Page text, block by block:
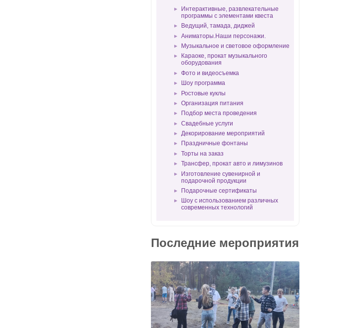
Интерактивные, развлекательные
программы с элементами квеста
Ведущий, тамада, диджей
Аниматоры.Наши персонажи.
Музыкальное и световое оформление
Караоке, прокат музыкального
оборудования
Фото и видеосъемка
Шоу программа
Ростовые куклы
Организация питания
Подбор места проведения
Свадебные услуги
Декорирование мероприятий
Праздничные фонтаны
Торты на заказ
Трансфер, прокат авто и лимузинов
Изготовление сувенирной и
подарочной продукции
Подарочные сертификаты
Шоу с использованием различных
современных технологий
Последние мероприятия